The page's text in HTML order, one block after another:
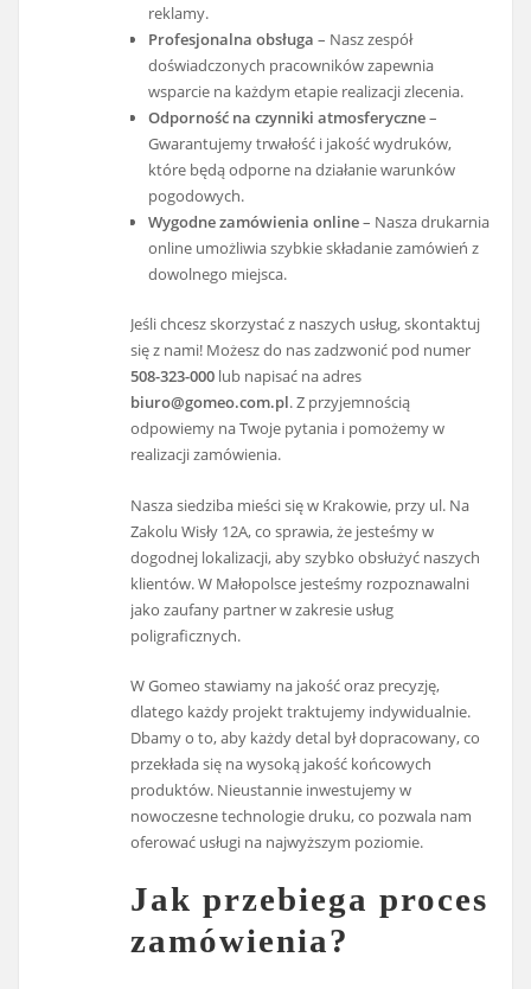
reklamy.
Profesjonalna obsługa – Nasz zespół
doświadczonych pracowników zapewnia
wsparcie na każdym etapie realizacji zlecenia.
Odporność na czynniki atmosferyczne–
Gwarantujemy trwałość i jakość wydruków,
które będą odporne na działanie warunków
pogodowych.
Wygodne zamówienia online– Nasza drukarnia
online umożliwia szybkie składanie zamówień z
dowolnego miejsca.
Jeśli chcesz skorzystać z naszych usług, skontaktuj
się z nami! Możesz do nas zadzwonić pod numer
508-323-000 lub napisać na adres
biuro@gomeo.com.pl. Z przyjemnością
odpowiemy na Twoje pytania i pomożemy w
realizacji zamówienia.
Nasza siedziba mieści się w Krakowie, przy ul. Na
Zakolu Wisły 12A, co sprawia, że jesteśmy w
dogodnej lokalizacji, aby szybko obsłużyć naszych
klientów. W Małopolsce jesteśmy rozpoznawalni
jako zaufany partner w zakresie usług
poligraficznych.
W Gomeo stawiamy na jakość oraz precyzję,
dlatego każdy projekt traktujemy indywidualnie.
Dbamy o to, aby każdy detal był dopracowany, co
przekłada się na wysoką jakość końcowych
produktów. Nieustannie inwestujemy w
nowoczesne technologie druku, co pozwala nam
oferować usługi na najwyższym poziomie.
Jak przebiega proces
zamówienia?